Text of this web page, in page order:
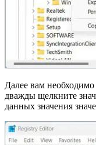
Далее вам
дважды щелкните
данных значения